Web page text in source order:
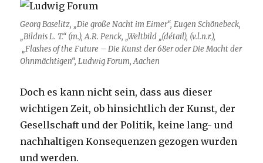
Georg Baselitz, „Die große Nacht im Eimer“, Eugen Schönebeck,
„Bildnis L. T.“ (m.), A.R. Penck, „Weltbild „(détail), (v.l.n.r.),
„Flashes of the Future – Die Kunst der 68er oder Die Macht der
Ohnmächtigen“, Ludwig Forum, Aachen
Doch es kann nicht sein, dass aus dieser
wichtigen Zeit, ob hinsichtlich der Kunst, der
Gesellschaft und der Politik, keine lang- und
nachhaltigen Konsequenzen gezogen wurden
und werden.